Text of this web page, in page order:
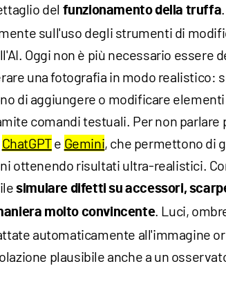
del funzionamento della truffa
sull'uso degli strumenti di
Oggi non è più necessario essere
una fotografia in modo realistico:
di aggiungere o modificare elementi
comandi testuali. Per non parlare
ChatGPTe Gemini, che permettono di
ottenendo risultati ultra-realistici.
simulare difetti su accessori,
molto convincente. Luci,
automaticamente all'immagine
plausibile anche a un